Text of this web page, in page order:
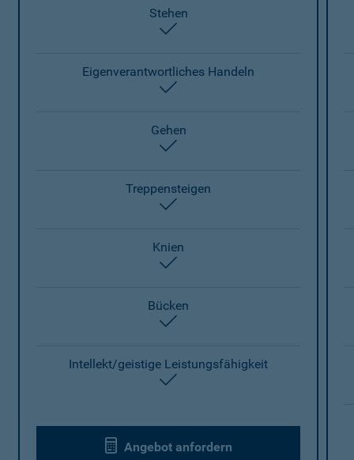
Stehen
Eigenverantwortliches Handeln
Gehen
Treppensteigen
Knien
Bücken
Intellekt/geistige Leistungsfähigkeit
Angebot anfordern